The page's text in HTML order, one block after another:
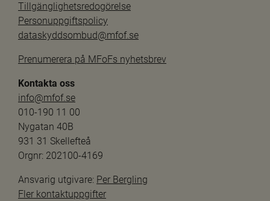
Tillgänglighetsredogörelse
Personuppgiftspolicy
dataskyddsombud@mfof.se
Prenumerera på MFoFs nyhetsbrev
Kontakta oss
info@mfof.se
010-190 11 00
Nygatan 40B
931 31 Skellefteå
Orgnr: 202100-4169
Ansvarig utgivare: Per Bergling
Fler kontaktuppgifter